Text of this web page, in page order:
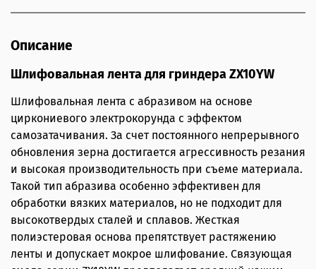
Описание
Шлифовальная лента для гриндера ZX10YW
Шлифовальная лента с абразивом на основе
циркониевого электрокорунда с эффектом
самозатачивания. За счет постоянного непрерывного
обновления зерна достигается агрессивность резания
и высокая производительность при съеме материала.
Такой тип абразива особенно эффективен для
обработки вязких материалов, но не подходит для
высокотвердых сталей и сплавов. Жесткая
полиэстеровая основа препятствует растяжению
ленты и допускает мокрое шлифование. Связующая